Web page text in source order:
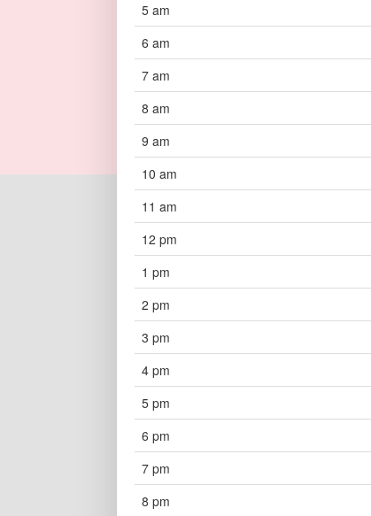
5 am
6 am
7 am
8 am
9 am
10 am
11 am
12 pm
1 pm
2 pm
3 pm
4 pm
5 pm
6 pm
7 pm
8 pm